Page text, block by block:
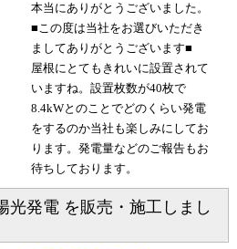
本当にありがとうございました。
■この度は当社をお選びいただき
ましてありがとうございます■
屋根にとてもきれいに設置されて
いますね。設置枚数が40枚で
8.4kWとのことでどのくらい発電
をするのか当社も楽しみにしてお
ります。発電量などのご報告もお
待ちしております。
光発電 を販売・施工しまし